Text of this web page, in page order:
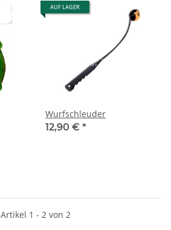
AUF LAGER
Wurfschleuder
12,90 € *
Artikel 1 - 2 von 2